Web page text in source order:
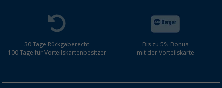
30 Tage Rückgaberecht
100 Tage für Vorteilskartenbesitzer
Bis zu 5% Bonus
mit der Vorteilskarte